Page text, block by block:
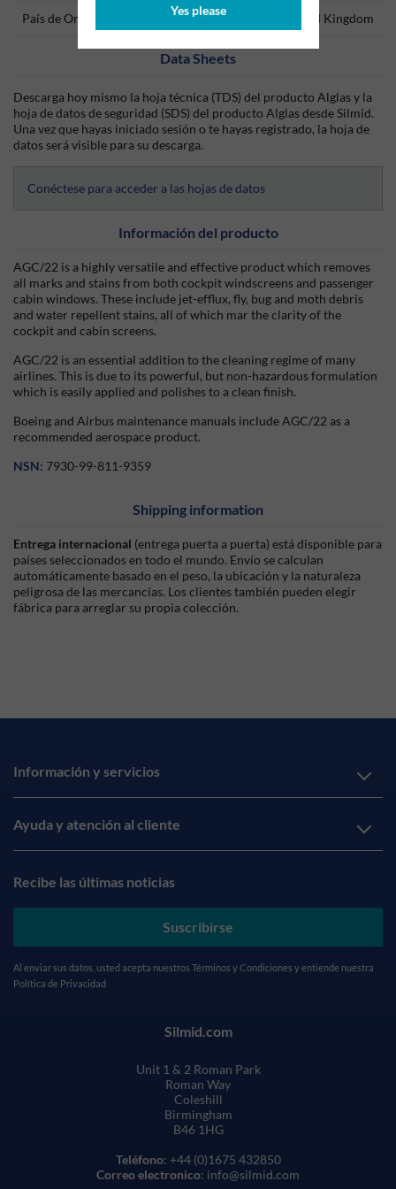
Yes please
País de Origen United Kingdom
Data Sheets
Descarga hoy mismo la hoja técnica (TDS) del producto Alglas y la
hoja de datos de seguridad (SDS) del producto Alglas desde Silmid.
Una vez que hayas iniciado sesión o te hayas registrado, la hoja de
datos será visible para su descarga.
Conéctese para acceder a las hojas de datos
Información del producto
AGC/22 is a highly versatile and effective product which removes
all marks and stains from both cockpit windscreens and passenger
cabin windows. These include jet-efflux, fly, bug and moth debris
and water repellent stains, all of which mar the clarity of the
cockpit and cabin screens.
AGC/22 is an essential addition to the cleaning regime of many
airlines. This is due to its powerful, but non-hazardous formulation
which is easily applied and polishes to a clean finish.
Boeing and Airbus maintenance manuals include AGC/22 as a
recommended aerospace product.
NSN: 7930-99-811-9359
Shipping information
Entrega internacional (entrega puerta a puerta) está disponible para
países seleccionados en todo el mundo. Envío se calculan
automáticamente basado en el peso, la ubicación y la naturaleza
peligrosa de las mercancías. Los clientes también pueden elegir
fábrica para arreglar su propia colección.
Información y servicios
Ayuda y atención al cliente
Recibe las últimas noticias
Suscribirse
Al enviar sus datos, usted acepta nuestros Términos y Condiciones y entiende nuestra
Política de Privacidad
Silmid.com
Unit 1 & 2 Roman Park
Roman Way
Coleshill
Birmingham
B46 1HG
Teléfono: +44 (0)1675 432850
Correo electronico: info@silmid.com